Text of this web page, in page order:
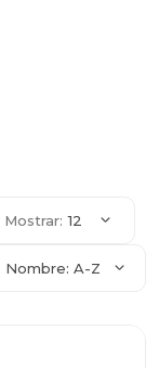
Mostrar: 12
Nombre: A-Z